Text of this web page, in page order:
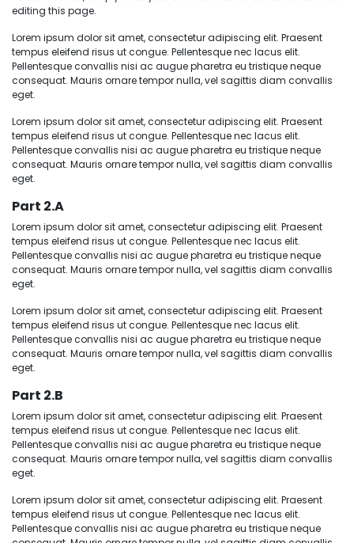
editing this page.
Lorem ipsum dolor sit amet, consectetur adipiscing elit. Praesent
tempus eleifend risus ut congue. Pellentesque nec lacus elit.
Pellentesque convallis nisi ac augue pharetra eu tristique neque
consequat. Mauris ornare tempor nulla, vel sagittis diam convallis
eget.
Lorem ipsum dolor sit amet, consectetur adipiscing elit. Praesent
tempus eleifend risus ut congue. Pellentesque nec lacus elit.
Pellentesque convallis nisi ac augue pharetra eu tristique neque
consequat. Mauris ornare tempor nulla, vel sagittis diam convallis
eget.
Part 2.a
Lorem ipsum dolor sit amet, consectetur adipiscing elit. Praesent
tempus eleifend risus ut congue. Pellentesque nec lacus elit.
Pellentesque convallis nisi ac augue pharetra eu tristique neque
consequat. Mauris ornare tempor nulla, vel sagittis diam convallis
eget.
Lorem ipsum dolor sit amet, consectetur adipiscing elit. Praesent
tempus eleifend risus ut congue. Pellentesque nec lacus elit.
Pellentesque convallis nisi ac augue pharetra eu tristique neque
consequat. Mauris ornare tempor nulla, vel sagittis diam convallis
eget.
Part 2.b
Lorem ipsum dolor sit amet, consectetur adipiscing elit. Praesent
tempus eleifend risus ut congue. Pellentesque nec lacus elit.
Pellentesque convallis nisi ac augue pharetra eu tristique neque
consequat. Mauris ornare tempor nulla, vel sagittis diam convallis
eget.
Lorem ipsum dolor sit amet, consectetur adipiscing elit. Praesent
tempus eleifend risus ut congue. Pellentesque nec lacus elit.
Pellentesque convallis nisi ac augue pharetra eu tristique neque